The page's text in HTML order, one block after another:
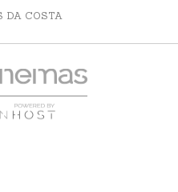
DA COSTA